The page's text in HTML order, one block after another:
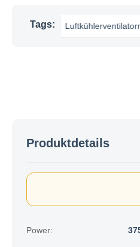
Tags:
Luftkühlerventilatormotor
Produktdetails
Power: